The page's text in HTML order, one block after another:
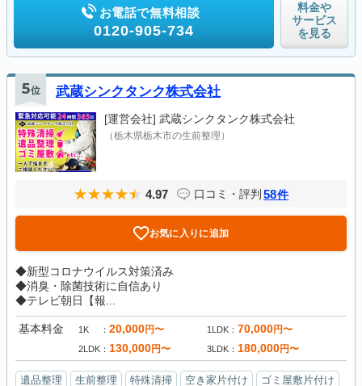
お電話で無料相談
0120-905-734
料金や
サービス
を見る
5位 武蔵シンクタンク株式会社
[運営会社] 武蔵シンクタンク株式会社
（栃木県栃木市の生前整理）
4.97 口コミ・評判 58件
お気に入りに追加
◆新型コロナウイルス対策済み
◆消臭・除菌技術に自信あり
◆テレビ朝日【報...
基本料金 1K 20,000円〜 1LDK 70,000円〜
2LDK 130,000円〜 3LDK 180,000円〜
遺品整理 生前整理 特殊清掃 空き家片付け
ゴミ屋敷片付け